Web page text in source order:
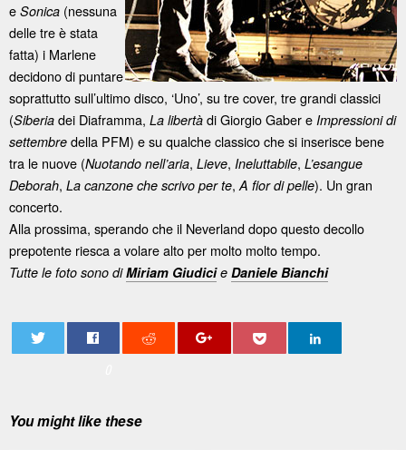
e Sonica (nessuna
delle tre è stata
fatta) i Marlene
decidono di puntare
soprattutto sull’ultimo disco, ‘Uno’, su tre cover, tre grandi classici
(Siberia dei Diaframma, La libertà di Giorgio Gaber e Impressioni di
settembre della PFM) e su qualche classico che si inserisce bene
tra le nuove (Nuotando nell’aria, Lieve, Ineluttabile, L’esangue
Deborah, La canzone che scrivo per te, A fior di pelle). Un gran
concerto.
Alla prossima, sperando che il Neverland dopo questo decollo
prepotente riesca a volare alto per molto molto tempo.
Tutte le foto sono diMiriam Giudicie Daniele Bianchi
You might like these